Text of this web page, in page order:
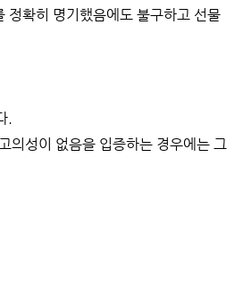
정확히 명기했음에도 불구하고 선물
.
의성이 없음을 입증하는 경우에는 그